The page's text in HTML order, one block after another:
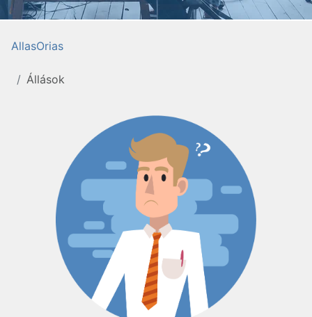
AllasOrias
Állások